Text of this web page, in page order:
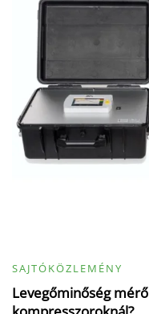
SAJTÓKÖZLEMÉNY
Levegőminőség